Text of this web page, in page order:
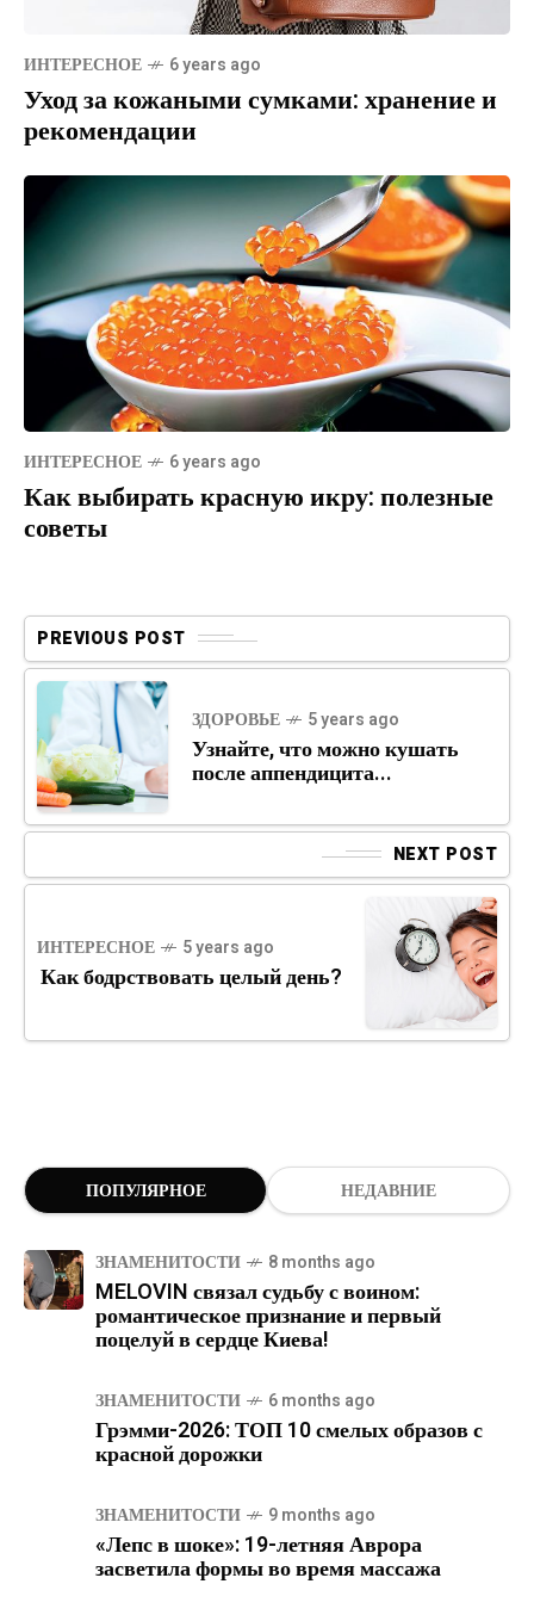
ИНТЕРЕСНОЕ 6 years ago
Уход за кожаными сумками: хранение и
рекомендации
ИНТЕРЕСНОЕ 6 years ago
Как выбирать красную икру: полезные
советы
PREVIOUS POST
ЗДОРОВЬЕ 5 years ago
Узнайте, что можно кушать
после аппендицита...
NEXT POST
ИНТЕРЕСНОЕ 5 years ago
Как бодрствовать целый день?
ПОПУЛЯРНОЕ НЕДАВНИЕ
ЗНАМЕНИТОСТИ 8 months ago
MELOVIN связал судьбу с воином:
романтическое признание и первый
поцелуй в сердце Киева!
ЗНАМЕНИТОСТИ 6 months ago
Грэмми-2026: ТОП 10 смелых образов с
красной дорожки
ЗНАМЕНИТОСТИ 9 months ago
«Лепс в шоке»: 19-летняя Аврора
засветила формы во время массажа